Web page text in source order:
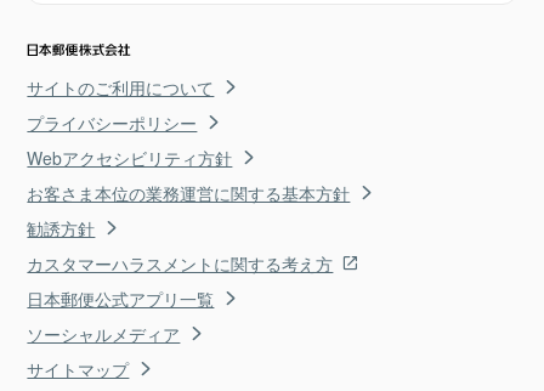
サイトのご利用について
プライバシーポリシー
Webアクセシビリティ方針
お客さま本位の業務運営に関する基本方針
勧誘方針
カスタマーハラスメントに関する考え方
日本郵便公式アプリ一覧
ソーシャルメディア
サイトマップ